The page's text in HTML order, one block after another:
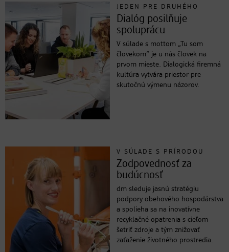
JEDEN PRE DRUHÉHO
Dialóg posilňuje
spoluprácu
V súlade s mottom „Tu som
človekom“ je u nás človek na
prvom mieste. Dialogická firemná
kultúra vytvára priestor pre
skutočnú výmenu názorov.
V SÚLADE S PRÍRODOU
Zodpovednosť za
budúcnosť
dm sleduje jasnú stratégiu
podpory obehového hospodárstva
a spolieha sa na inovatívne
recyklačné opatrenia s cieľom
šetriť zdroje a tým znižovať
zaťaženie životného prostredia.